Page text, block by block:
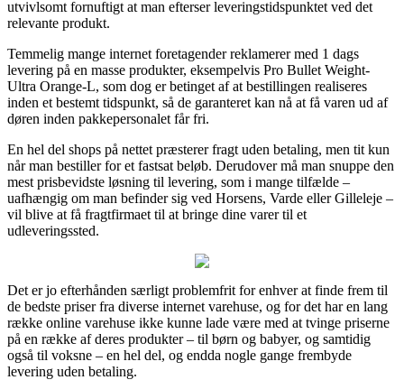
utvivlsomt fornuftigt at man efterser leveringstidspunktet ved det
relevante produkt.
Temmelig mange internet foretagender reklamerer med 1 dags
levering på en masse produkter, eksempelvis Pro Bullet Weight-
Ultra Orange-L, som dog er betinget af at bestillingen realiseres
inden et bestemt tidspunkt, så de garanteret kan nå at få varen ud af
døren inden pakkepersonalet får fri.
En hel del shops på nettet præsterer fragt uden betaling, men tit kun
når man bestiller for et fastsat beløb. Derudover må man snuppe den
mest prisbevidste løsning til levering, som i mange tilfælde –
uafhængig om man befinder sig ved Horsens, Varde eller Gilleleje –
vil blive at få fragtfirmaet til at bringe dine varer til et
udleveringssted.
Det er jo efterhånden særligt problemfrit for enhver at finde frem til
de bedste priser fra diverse internet varehuse, og for det har en lang
række online varehuse ikke kunne lade være med at tvinge priserne
på en række af deres produkter – til børn og babyer, og samtidig
også til voksne – en hel del, og endda nogle gange frembyde
levering uden betaling.